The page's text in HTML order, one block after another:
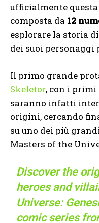
ufficialmente
composta da 12
esplorare la storia
dei suoi personaggi
Il primo grande
Skeletor, con i primi
saranno infatti
origini, cercando
su uno dei più
Masters of the
Discover the
heroes and
Universe:
comic series